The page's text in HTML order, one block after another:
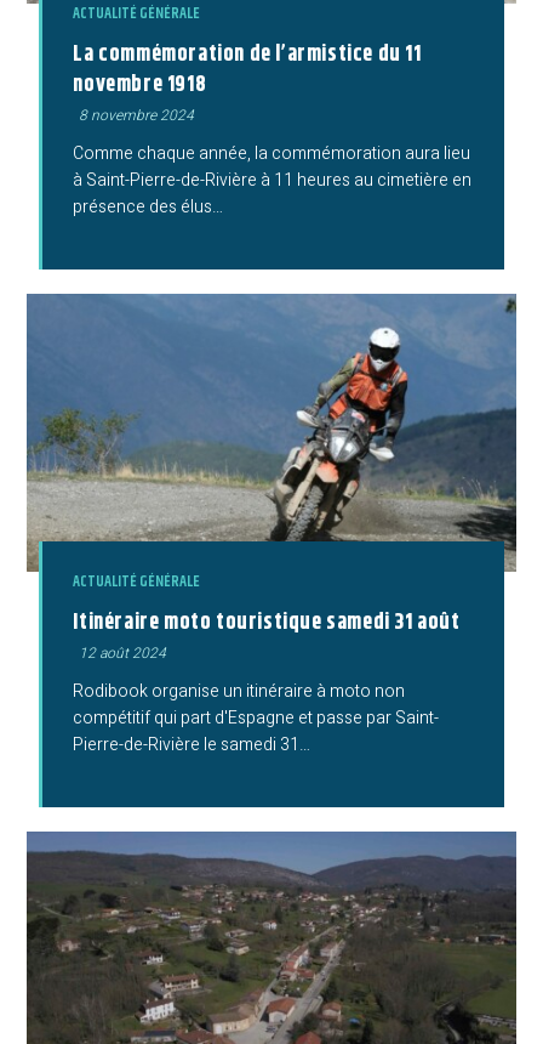
ACTUALITÉ GÉNÉRALE
La commémoration de l’armistice du 11
novembre 1918
Publication
8 novembre 2024
Comme chaque année, la commémoration aura lieu
à Saint-Pierre-de-Rivière à 11 heures au cimetière en
présence des élus…
ACTUALITÉ GÉNÉRALE
Itinéraire moto touristique samedi 31 août
Publication
12 août 2024
Rodibook organise un itinéraire à moto non
compétitif qui part d'Espagne et passe par Saint-
Pierre-de-Rivière le samedi 31…